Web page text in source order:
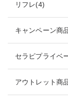
リフレ(4)
キャンペーン商
セラピプライベ
アウトレット商